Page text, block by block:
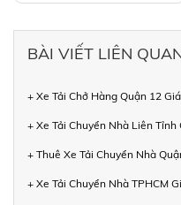
BÀI VIẾT LIÊN
+ Xe Tải Chở Hàng Quận 12
+ Xe Tải Chuyển Nhà Liên
+ Thuê Xe Tải Chuyển Nhà
+ Xe Tải Chuyển Nhà TPHCM